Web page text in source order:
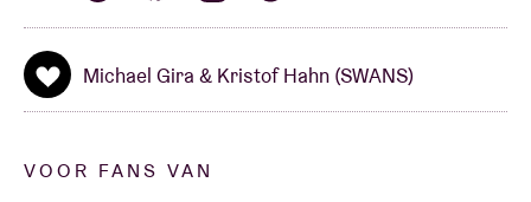
Michael Gira & Kristof Hahn (SWANS)
VOOR FANS VAN